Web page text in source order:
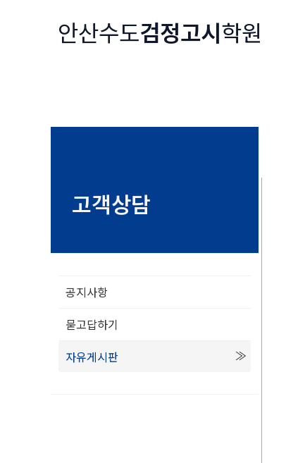
안산수도검정고시학원
고객상담
공지사항
묻고답하기
자유게시판